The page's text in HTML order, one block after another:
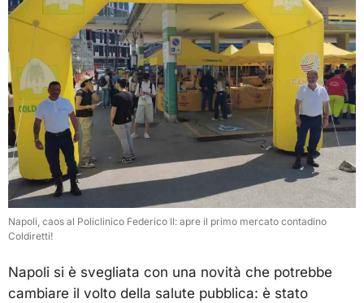
Napoli, caos al Policlinico Federico II: apre il primo mercato contadino
Coldiretti!
Napoli si è svegliata con una novità che potrebbe
cambiare il volto della salute pubblica: è stato